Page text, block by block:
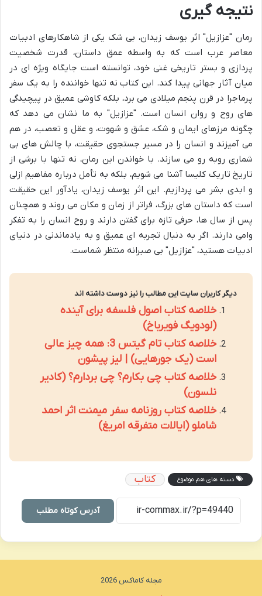
نتیجه گیری
رمان "عزازیل" اثر یوسف زیدان، بی شک یکی از شاهکارهای ادبیات
معاصر عرب است که به واسطه عمق داستان، قدرت شخصیت
پردازی و بستر تاریخی غنی خود، توانسته است جایگاه ویژه ای در
میان آثار جهانی پیدا کند. این کتاب نه تنها خواننده را به یک سفر
پرماجرا در قرن پنجم میلادی می برد، بلکه کاوشی عمیق در پیچیدگی
های روح و روان انسان است. "عزازیل" به ما نشان می دهد که
چگونه مرزهای ایمان و شک، عشق و شهوت، و عقل و تعصب، در هم
می آمیزند و انسان را در مسیر جستجوی حقیقت، با چالش های بی
شماری روبه رو می سازند. با خواندن این رمان، نه تنها با برشی از
تاریخ تاریک کلیسا آشنا می شویم، بلکه به تأمل درباره مفاهیم ازلی
و ابدی بشر می پردازیم. این اثر یوسف زیدان، یادآور این حقیقت
است که داستان های بزرگ، فراتر از زمان و مکان می روند و همچنان
پس از سال ها، حرفی تازه برای گفتن دارند و روح انسان را به تفکر
وامی دارند. اگر به دنبال تجربه ای عمیق و به یادماندنی در دنیای
ادبیات هستید، "عزازیل" بی صبرانه منتظر شماست.
دیگر کاربران سایت این مطالب را نیز دوست داشته اند
خلاصه کتاب اصول فلسفه برای آینده
(لودویگ فویرباخ)
خلاصه کتاب تام گیتس 3: همه چیز عالی
است (یک جورهایی) | لیز پیشون
خلاصه کتاب چی بکارم؟ چی بردارم؟ (کادیر
نلسون)
خلاصه کتاب روزنامه سفر میمنت اثر احمد
شاملو (ایالات متفرقه امریغ)
دسته های هم موضوع کتاب
آدرس کوتاه مطلب
مجله کاماکس 2026